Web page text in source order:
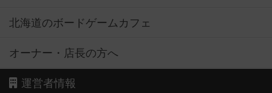
北海道のボードゲームカフェ
オーナー・店長の方へ
運営者情報